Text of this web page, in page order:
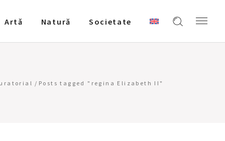
Artǎ Natură Societate
/ Posts tagged "regina Elizabeth II"